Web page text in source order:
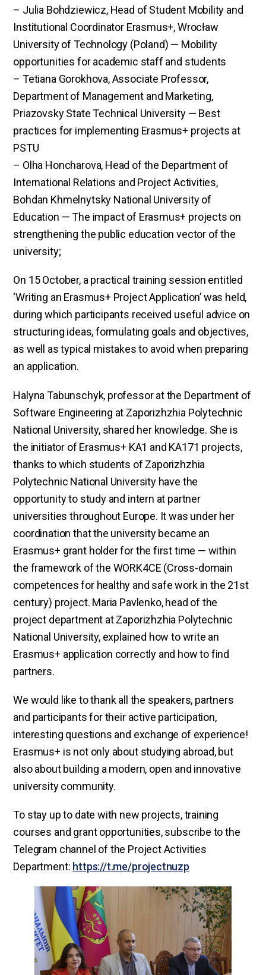
– Julia Bohdziewicz, Head of Student Mobility and
Institutional Coordinator Erasmus+, Wrocław
University of Technology (Poland) — Mobility
opportunities for academic staff and students
– Tetiana Gorokhova, Associate Professor,
Department of Management and Marketing,
Priazovsky State Technical University — Best
practices for implementing Erasmus+ projects at
PSTU
– Olha Honcharova, Head of the Department of
International Relations and Project Activities,
Bohdan Khmelnytsky National University of
Education — The impact of Erasmus+ projects on
strengthening the public education vector of the
university;
On 15 October, a practical training session entitled
‘Writing an Erasmus+ Project Application’ was held,
during which participants received useful advice on
structuring ideas, formulating goals and objectives,
as well as typical mistakes to avoid when preparing
an application.
Halyna Tabunschyk, professor at the Department of
Software Engineering at Zaporizhzhia Polytechnic
National University, shared her knowledge. She is
the initiator of Erasmus+ KA1 and KA171 projects,
thanks to which students of Zaporizhzhia
Polytechnic National University have the
opportunity to study and intern at partner
universities throughout Europe. It was under her
coordination that the university became an
Erasmus+ grant holder for the first time — within
the framework of the WORK4CE (Cross-domain
competences for healthy and safe work in the 21st
century) project. Maria Pavlenko, head of the
project department at Zaporizhzhia Polytechnic
National University, explained how to write an
Erasmus+ application correctly and how to find
partners.
We would like to thank all the speakers, partners
and participants for their active participation,
interesting questions and exchange of experience!
Erasmus+ is not only about studying abroad, but
also about building a modern, open and innovative
university community.
To stay up to date with new projects, training
courses and grant opportunities, subscribe to the
Telegram channel of the Project Activities
Department: https://t.me/projectnuzp